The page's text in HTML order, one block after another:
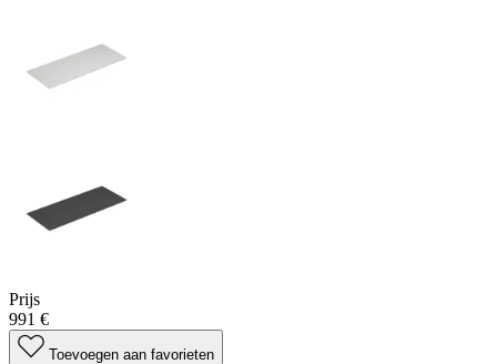
Prijs
991 €
Toevoegen aan favorieten